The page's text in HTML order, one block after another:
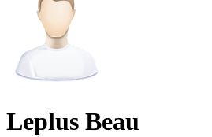
Leplus Beau